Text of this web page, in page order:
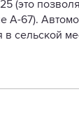
(это
А-67).
сельской